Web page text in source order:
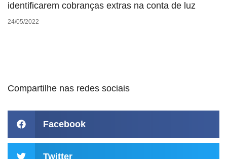
identificarem cobranças extras na conta de luz
24/05/2022
Compartilhe nas redes sociais
Facebook
Twitter